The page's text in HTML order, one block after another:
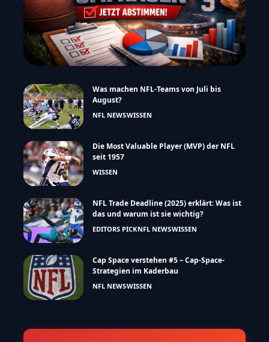
Was machen NFL-Teams von Juli bis
August?
NFL NEWSWISSEN
Die Most Valuable Player (MVP) der NFL
seit 1957
WISSEN
NFL Trade Deadline (2025) erklärt: Was ist
das und warum ist sie wichtig?
EDITORS PICKNFL NEWSWISSEN
Cap Space verstehen #5 – Cap-Space-
Strategien im Kaderbau
NFL NEWSWISSEN